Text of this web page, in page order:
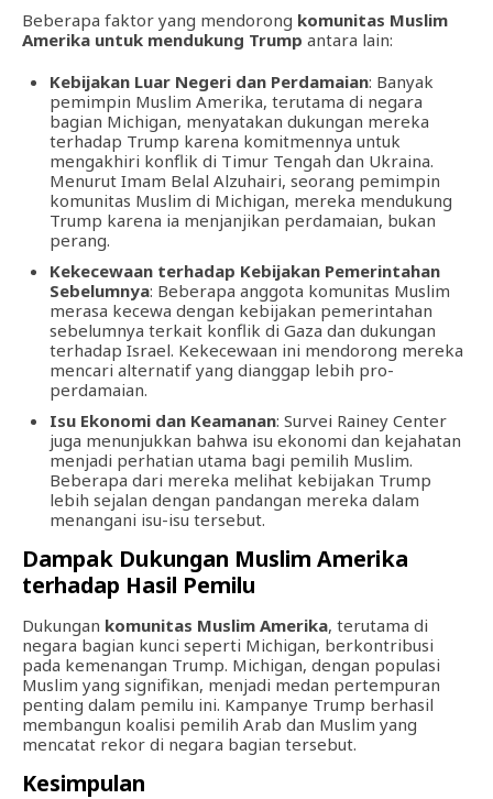
Beberapa faktor yang mendorong komunitas Muslim
Amerika untuk mendukung Trump antara lain:
Kebijakan Luar Negeri dan Perdamaian: Banyak
pemimpin Muslim Amerika, terutama di negara
bagian Michigan, menyatakan dukungan mereka
terhadap Trump karena komitmennya untuk
mengakhiri konflik di Timur Tengah dan Ukraina.
Menurut Imam Belal Alzuhairi, seorang pemimpin
komunitas Muslim di Michigan, mereka mendukung
Trump karena ia menjanjikan perdamaian, bukan
perang.
Kekecewaan terhadap Kebijakan Pemerintahan
Sebelumnya: Beberapa anggota komunitas Muslim
merasa kecewa dengan kebijakan pemerintahan
sebelumnya terkait konflik di Gaza dan dukungan
terhadap Israel. Kekecewaan ini mendorong mereka
mencari alternatif yang dianggap lebih pro-
perdamaian.
Isu Ekonomi dan Keamanan: Survei Rainey Center
juga menunjukkan bahwa isu ekonomi dan kejahatan
menjadi perhatian utama bagi pemilih Muslim.
Beberapa dari mereka melihat kebijakan Trump
lebih sejalan dengan pandangan mereka dalam
menangani isu-isu tersebut.
Dampak Dukungan Muslim Amerika
terhadap Hasil Pemilu
Dukungan komunitas Muslim Amerika, terutama di
negara bagian kunci seperti Michigan, berkontribusi
pada kemenangan Trump. Michigan, dengan populasi
Muslim yang signifikan, menjadi medan pertempuran
penting dalam pemilu ini. Kampanye Trump berhasil
membangun koalisi pemilih Arab dan Muslim yang
mencatat rekor di negara bagian tersebut.
Kesimpulan